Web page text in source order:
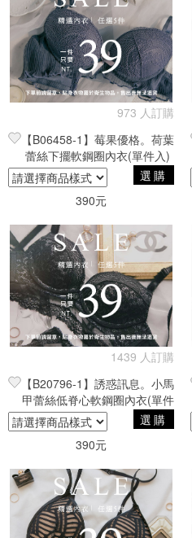
973 人訂購
【B06458-1】莓果優格。荷葉
蕾絲下擺軟鋼圈內衣(單件入)
選購
390元
1439 人訂購
【B20796-1】誘惑訊息。小馬
甲蕾絲低脊心軟鋼圈內衣(單件
入)
選購
390元